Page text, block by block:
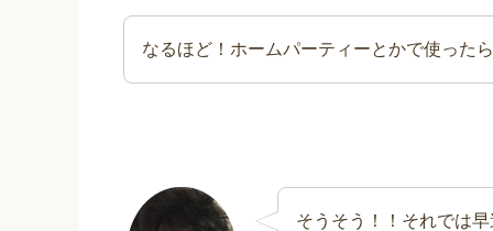
なるほど！ホームパーティーとかで使った
そうそう！！それでは